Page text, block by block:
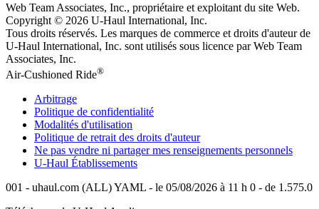
Web Team Associates, Inc., propriétaire et exploitant du site Web.
Copyright © 2026 U-Haul International, Inc.
Tous droits réservés. Les marques de commerce et droits d'auteur de
U-Haul International, Inc. sont utilisés sous licence par Web Team
Associates, Inc.
Air-Cushioned Ride®
Arbitrage
Politique de confidentialité
Modalités d'utilisation
Politique de retrait des droits d'auteur
Ne pas vendre ni partager mes renseignements personnels
U-Haul Établissements
001 - uhaul.com (ALL) YAML - le 05/08/2026 à 11 h 0 - de 1.575.0